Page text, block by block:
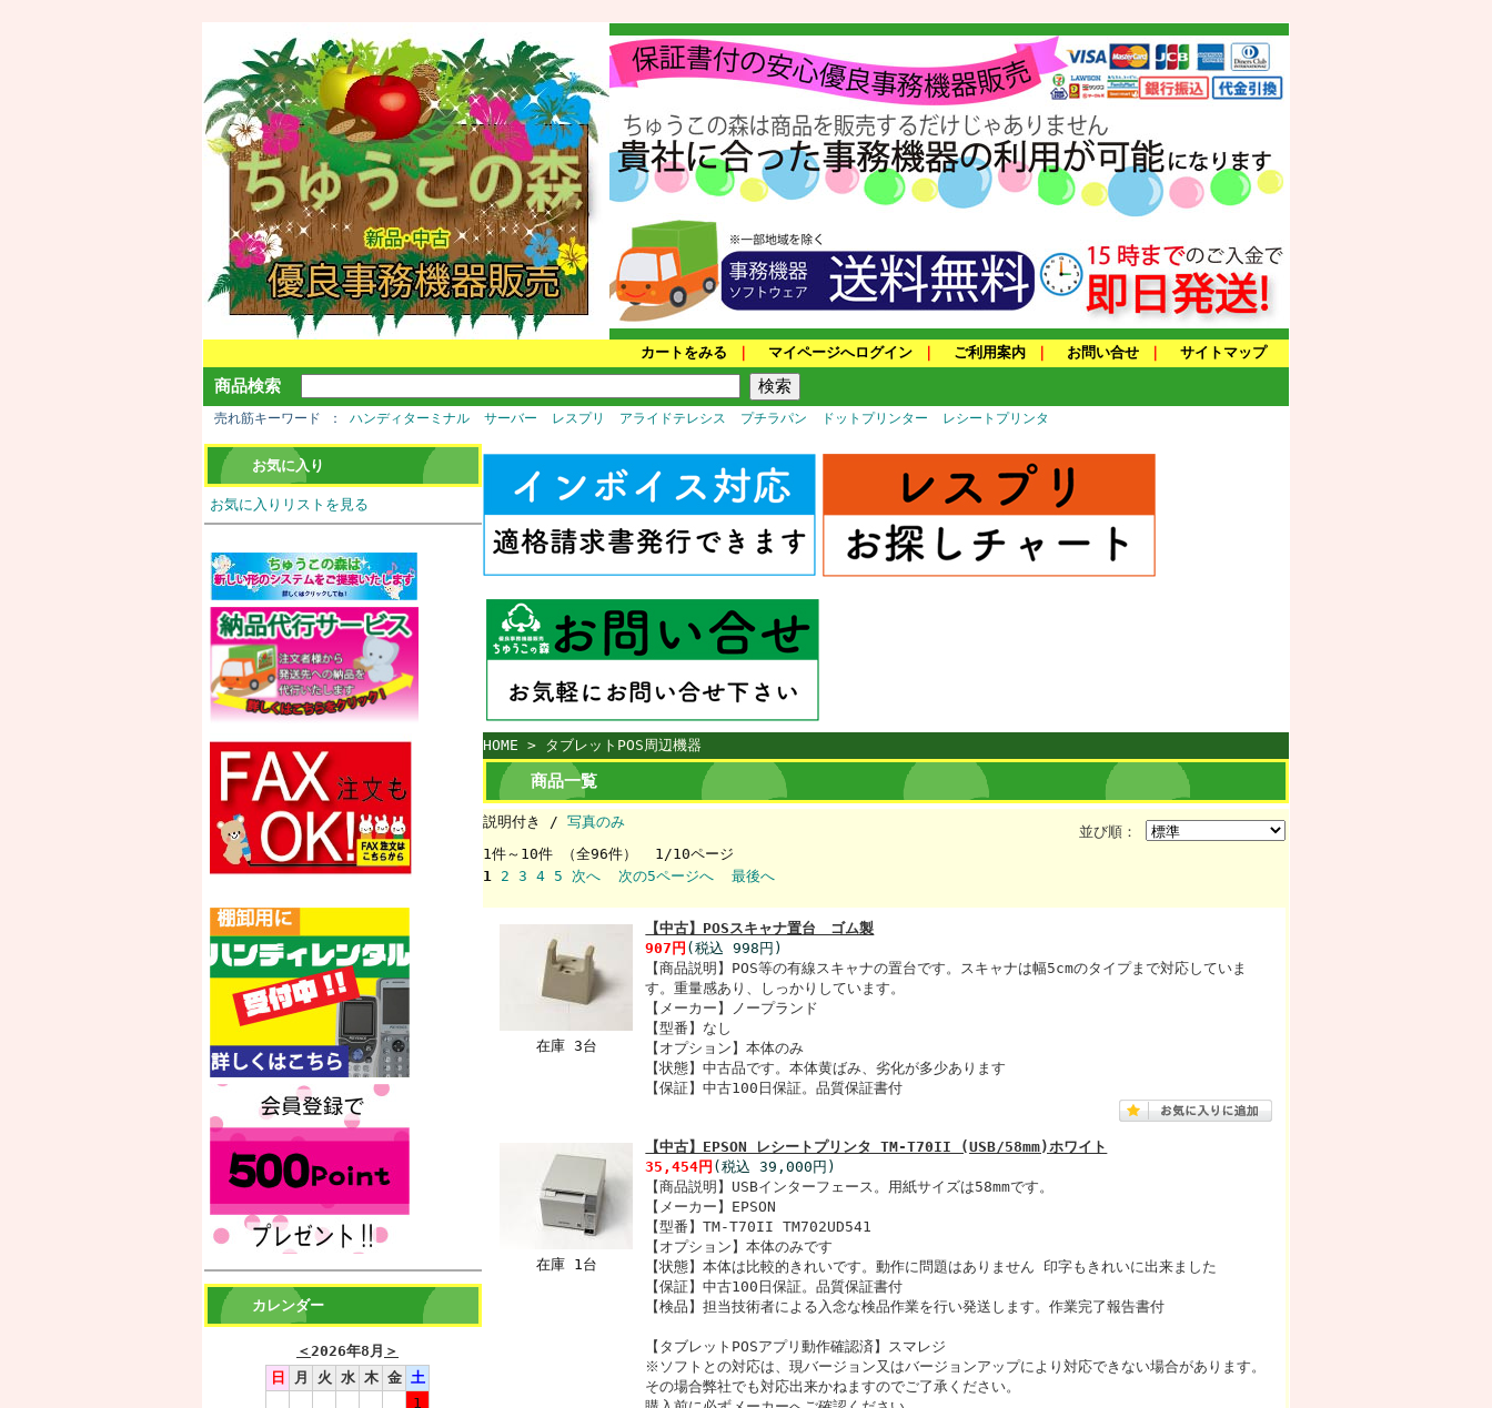
カートをみる マイページへログイン ご利用案内 お問い合せ サイトマップ
商品検索
売れ筋キーワード ハンディターミナル サーバー レスプリ アライドテレシス プチラパン ドットプリンター レシートプリンタ
お気に入り
お気に入りリストを見る
カレンダー
＜2026年8月 ＞
日
月 火 水 木 金 土
1
HOME > タブレットPOS周辺機器
商品一覧
並び順：
説明付き / 写真のみ
1件～10件 （全96件） 1/10ページ
1 2 3 4 5 次へ 次の5ページへ 最後へ
在庫 3台
【中古】POSスキャナ置台 ゴム製
907円 (税込 998円)
【商品説明】POS等の有線スキャナの置台です。スキャナは幅5cmのタイプまで対応していま
す。重量感あり、しっかりしています。
【メーカー】ノープランド
【型番】なし
【オプション】本体のみ
【状態】中古品です。本体黄ばみ、劣化が多少あります
【保証】中古100日保証。品質保証書付
在庫 1台
【中古】EPSON レシートプリンタ TM-T70II (USB/58mm)ホワイト
35,454円 (税込 39,000円)
【商品説明】USBインターフェース。用紙サイズは58mmです。
【メーカー】EPSON
【型番】TM-T70II TM702UD541
【オプション】本体のみです
【状態】本体は比較的きれいです。動作に問題はありません 印字もきれいに出来ました
【保証】中古100日保証。品質保証書付
【検品】担当技術者による入念な検品作業を行い発送します。作業完了報告書付
【タブレットPOSアプリ動作確認済】スマレジ
※ソフトとの対応は、現バージョン又はバージョンアップにより対応できない場合があります。
その場合弊社でも対応出来かねますのでご了承ください。